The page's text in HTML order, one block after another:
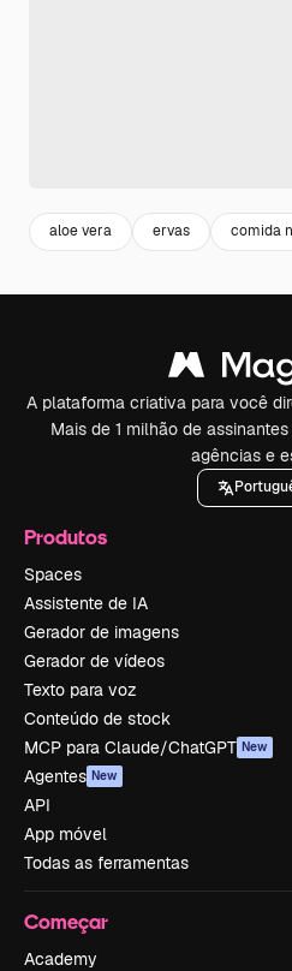
aloe vera ervas comida
A plataforma criativa para você
Mais de 1 milhão de
agências e
Produtos
Spaces
Assistente de IA
Gerador de imagens
Gerador de vídeos
Texto para voz
Conteúdo de stock
MCP para Claude/ChatGPT New
Agentes New
API
App móvel
Todas as ferramentas
Começar
Academy